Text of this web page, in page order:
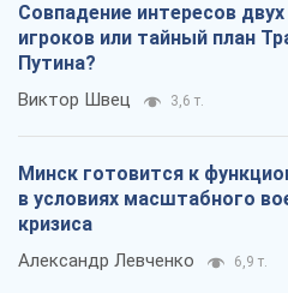
Совпадение интересов
игроков или тайный план
Путина?
Виктор Швец 3,6 т.
Минск готовится к
в условиях масштабного
кризиса
Александр Левченко 6,9 т.